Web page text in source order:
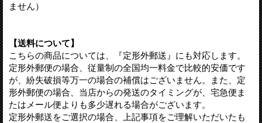
ません）
【送料について】
こちらの商品については、『定形外郵送』にも対応します。
定形外郵便の場合、従量制の全国均一料金で比較的安価です
が、紛失破損等万一の場合の補償はございません。また、定
形外郵便の場合、当店からの発送のタイミングが、宅急便ま
たはメール便よりも多少遅れる場合がございます。
定形外郵送をご選択の場合、上記事項をご理解いただいたも